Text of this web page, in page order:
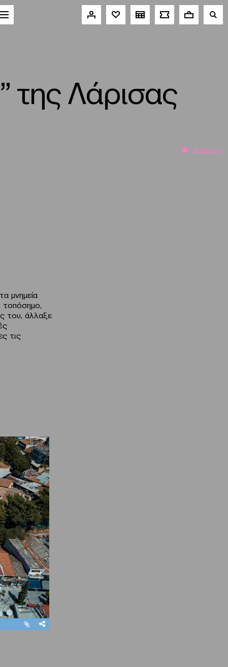
της Λάρισας
Διάλεξη
μνημεία
τοπόσημο,
του, άλλαξε
τις